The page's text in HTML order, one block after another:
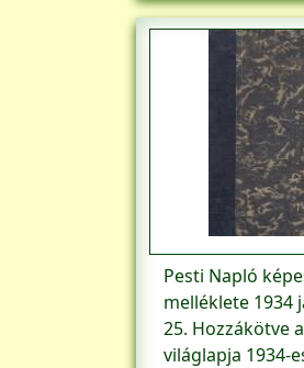
Pesti Napló
melléklete 1934
25. Hozzákötve
világlapja 1934-